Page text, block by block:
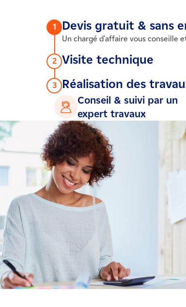
1 Devis gratuit & sans
Un chargé d'affaire vous conseille
2 Visite technique
3
Réalisation des
Ce même artisan qualifié RGE
Conseil & suivi par un
expert travaux